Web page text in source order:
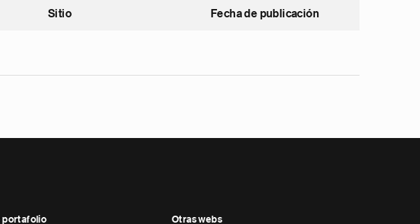
Sitio Fecha de publicación
portafolio Otras webs